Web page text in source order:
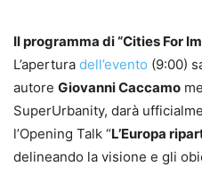
Il programma di “Cities For
L’apertura dell’evento (9:00)
autore Giovanni Caccamo
SuperUrbanity, darà
l’Opening Talk “L’Europa
delineando la visione e gli